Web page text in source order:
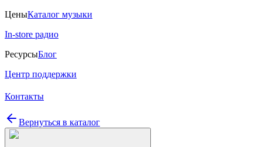
ЦеныКаталог музыки
In-store радио
РесурсыБлог
Центр поддержки
Контакты
Вернуться в каталог